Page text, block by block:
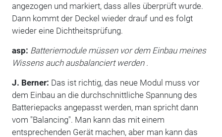
angezogen und markiert, dass alles überprüft wurde.
Dann kommt der Deckel wieder drauf und es folgt
wieder eine Dichtheitsprüfung.
asp: Batteriemodule müssen vor dem Einbau meines
Wissens auch ausbalanciert werden .
J. Berner: Das ist richtig, das neue Modul muss vor
dem Einbau an die durchschnittliche Spannung des
Batteriepacks angepasst werden, man spricht dann
vom "Balancing". Man kann das mit einem
entsprechenden Gerät machen, aber man kann das